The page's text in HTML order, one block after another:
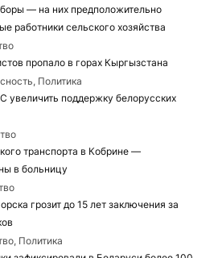
— на них предположительно
работники сельского хозяйства
пропало в горах Кыргызстана
Политика
увеличить поддержку белорусских
транспорта в Кобрине —
в больницу
грозит до 15 лет заключения за
Политика